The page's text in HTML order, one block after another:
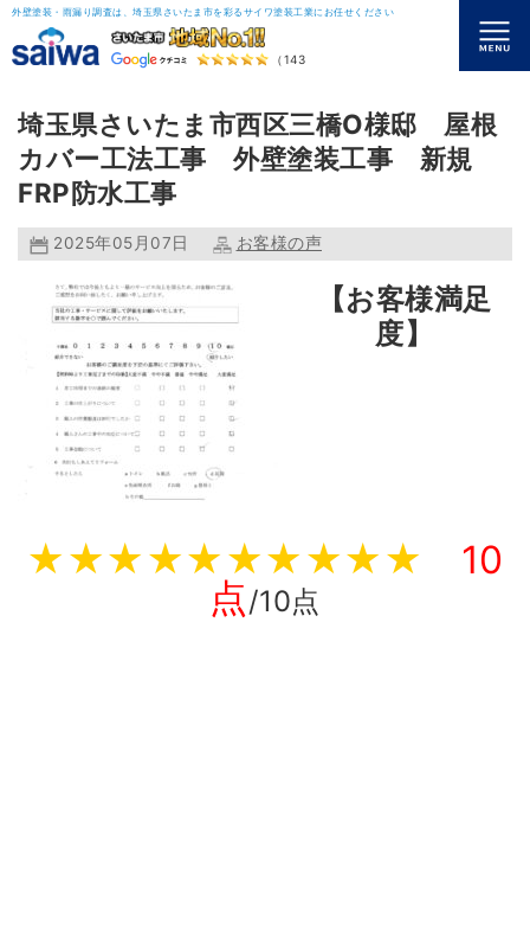
外壁塗装・雨漏り調査は、埼玉県さいたま市を彩るサイワ塗装工業にお任せください
（143）
埼玉県さいたま市西区三橋O様邸 屋根
カバー工法工事 外壁塗装工事 新規
FRP防水工事
2025年05月07日 お客様の声
【お客様満足
度】
★★★★★★★★★★
10
点/10点